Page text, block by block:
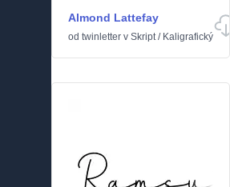
Almond Lattefay
od twinletter v Skript/ Kaligrafický